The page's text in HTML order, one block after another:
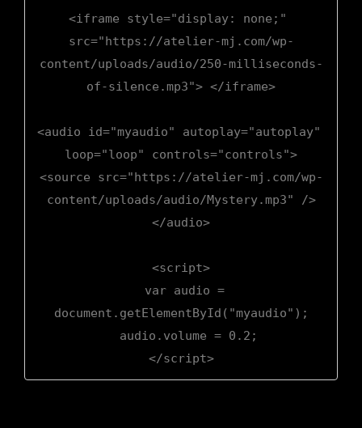
<iframe style="display: none;"
src="https://atelier-mj.com/wp-
content/uploads/audio/250-milliseconds-
of-silence.mp3"> </iframe>
<audio id="myaudio" autoplay="autoplay"
loop="loop" controls="controls">
<source src="https://atelier-mj.com/wp-
content/uploads/audio/Mystery.mp3" />
</audio>
<script>
document.getElementById("myaudio");
</script>